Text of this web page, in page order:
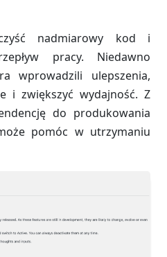
nadmiarowy kod i
pracy. Niedawno
wprowadzili ulepszenia,
i zwiększyć wydajność. Z
do produkowania
pomóc w utrzymaniu